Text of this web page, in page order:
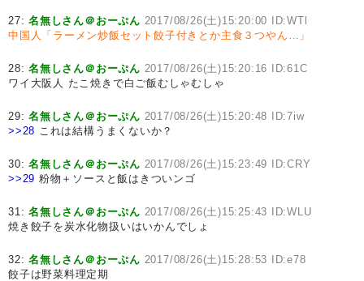
27:名無しさん＠おーぷん 2017/08/26(土)15:20:00 ID:WTl
中国人「ラーメン炒飯セット餃子付きとか主食３つやん…」
28:名無しさん＠おーぷん 2017/08/26(土)15:20:16 ID:61C
ワイ大阪人 たこ焼きで白ご飯むしゃむしゃ
29:名無しさん＠おーぷん 2017/08/26(土)15:20:48 ID:7iw
>>28 これは結構うまくないか？
30:名無しさん＠おーぷん 2017/08/26(土)15:23:49 ID:CRY
>>29 粉物＋ソースと飯はきついンゴ
31:名無しさん＠おーぷん 2017/08/26(土)15:25:43 ID:WLU
焼き餃子を炭水化物扱いはいかんでしょ
32:名無しさん＠おーぷん 2017/08/26(土)15:28:53 ID:e78
餃子は野菜料理定期